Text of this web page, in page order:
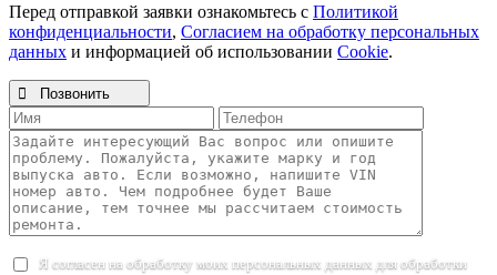
Перед отправкой заявки ознакомьтесь с Политикой
конфиденциальности, Согласием на обработку персональных
данных и информацией об использовании Cookie.
 Позвонить
Я согласен на обработку моих персональных данных для обработки